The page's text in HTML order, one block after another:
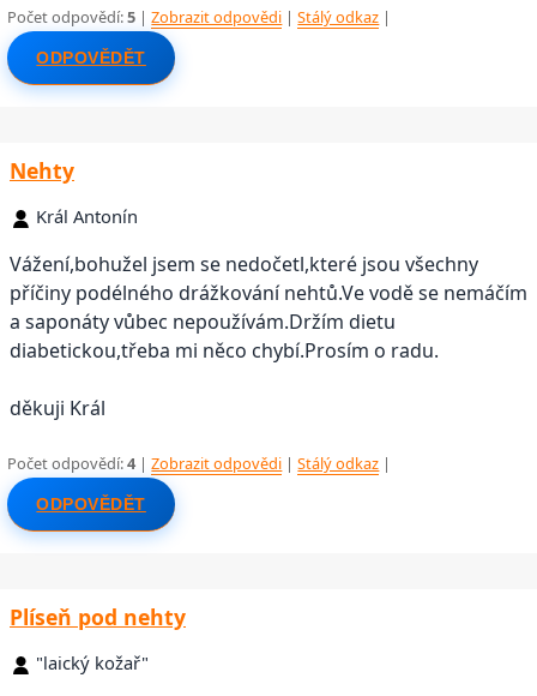
Počet odpovědí:5 |Zobrazit odpovědi |Stálý odkaz |
ODPOVĚDĚT
Nehty
Král Antonín
Vážení,bohužel jsem se nedočetl,které jsou všechny
příčiny podélného drážkování nehtů.Ve vodě se nemáčím
a saponáty vůbec nepoužívám.Držím dietu
diabetickou,třeba mi něco chybí.Prosím o radu.
děkuji Král
Počet odpovědí:4 |Zobrazit odpovědi |Stálý odkaz |
ODPOVĚDĚT
Plíseň pod nehty
"laický kožař"